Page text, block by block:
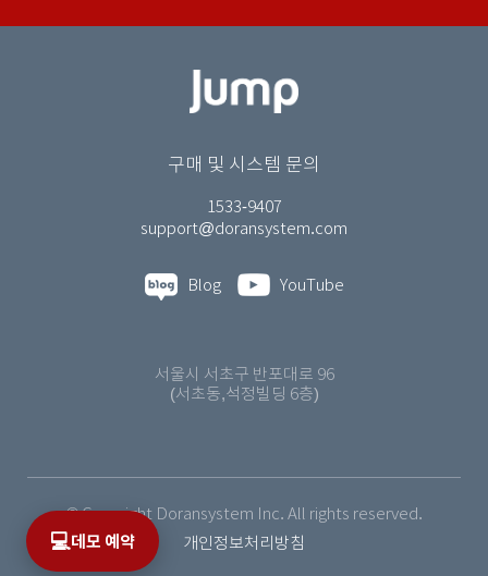
구매 및 시스템 문의
1533-9407
support@doransystem.com
Blog YouTube
서울시 서초구 반포대로 96
(서초동,석정빌딩 6층)
© Copyright Doransystem Inc. All rights reserved.
개인정보처리방침
💻데모 예약